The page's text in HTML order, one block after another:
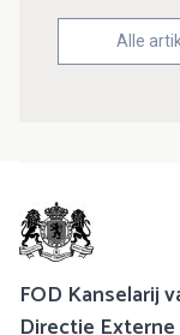
Alle
FOD Kanselarij